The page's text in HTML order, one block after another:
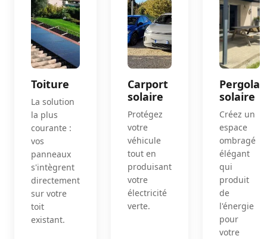
Toiture
La solution
la plus
courante :
vos
panneaux
s'intègrent
directement
sur votre
toit
existant.
Carport
solaire
Protégez
votre
véhicule
tout en
produisant
votre
électricité
verte.
Pergola
solaire
Créez un
espace
ombragé
élégant
qui
produit
de
l'énergie
pour
votre